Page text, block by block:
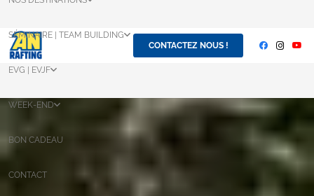
CONTACTEZ NOUS !
SÉMINAIRE | TEAM BUILDING
EVG | EVJF
WEEK-END
BON CADEAU
CONTACT